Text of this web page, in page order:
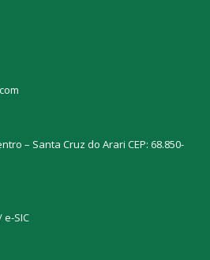
– Santa Cruz do Arari CEP: 68.850-
SIC